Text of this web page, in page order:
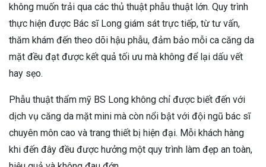
không muốn trải qua các thủ thuật phẫu thuật lớn. Quy trình
thực hiện được Bác sĩ Long giám sát trực tiếp, từ tư vấn,
thăm khám đến theo dõi hậu phẫu, đảm bảo mỗi ca căng da
mặt đều đạt được kết quả tối ưu mà không để lại dấu vết
hay sẹo.
Phẫu thuật thẩm mỹ BS Long không chỉ được biết đến với
dịch vụ căng da mặt mini mà còn nổi bật với đội ngũ bác sĩ
chuyên môn cao và trang thiết bị hiện đại. Mỗi khách hàng
khi đến đây đều được hưởng một quy trình làm đẹp an toàn,